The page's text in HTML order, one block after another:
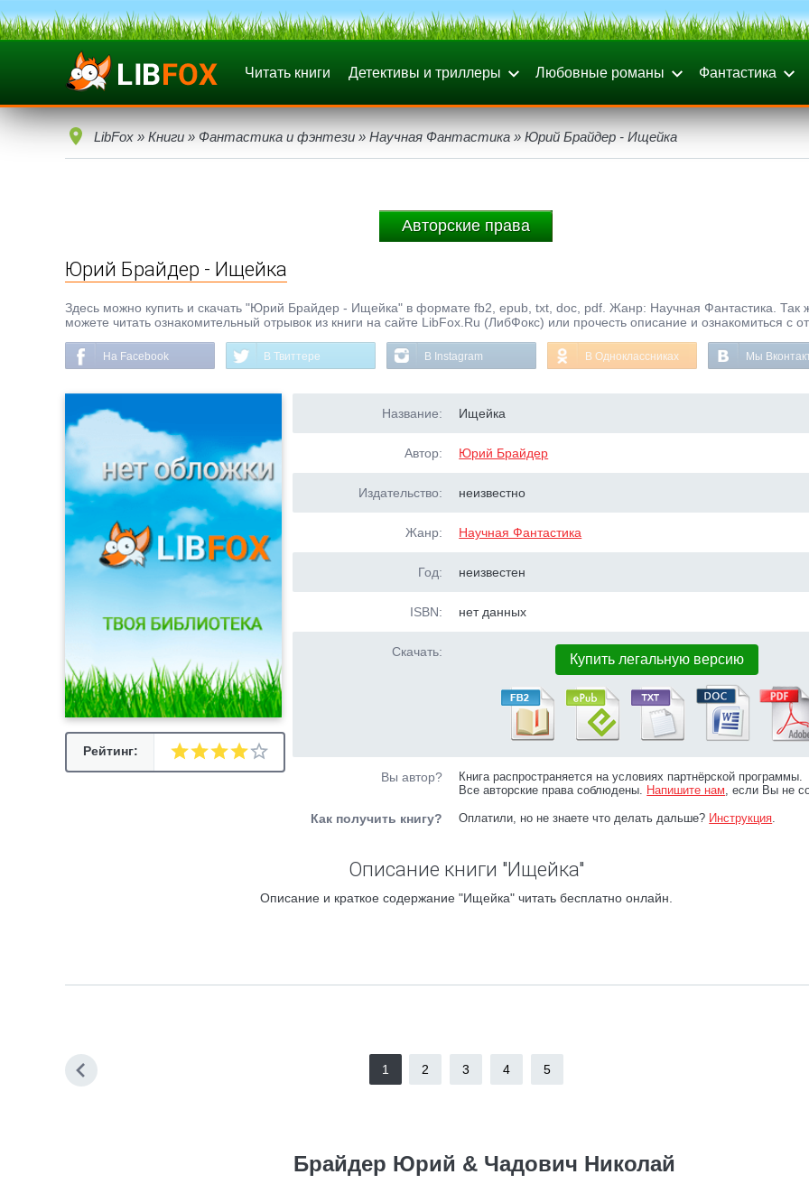
Читать книги Детективы и триллеры Любовные романы Фантастика
LibFox » Книги » Фантастика и фэнтези » Научная Фантастика » Юрий Брайдер - Ищейка
Авторские права
Юрий Брайдер - Ищейка
Здесь можно купить и скачать "Юрий Брайдер - Ищейка" в формате fb2, epub, txt, doc, pdf. Жанр: Научная Фантастика. Так
можете читать ознакомительный отрывок из книги на сайте LibFox.Ru (ЛибФокс) или прочесть описание и ознакомиться с
На Facebook В Твиттере В Instagram В Одноклассниках Мы
Рейтинг:
Название: Ищейка
Автор: Юрий Брайдер
Издательство: неизвестно
Жанр: Научная Фантастика
Год: неизвестен
ISBN: нет данных
Скачать: Купить легальную версию
Вы автор?
Книга распространяется на условиях партнёрской программы.
Все авторские права соблюдены. Напишите нам, если Вы не
Как получить книгу? Оплатили, но не знаете что делать дальше? Инструкция.
Описание книги "Ищейка"
Описание и краткое содержание "Ищейка" читать бесплатно онлайн.
1 2 3 4 5
Брайдер Юрий & Чадович Николай